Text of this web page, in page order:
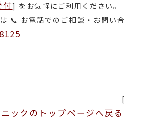
付] をお気軽にご利用ください。
📞 お電話でのご相談・お問い合
[
ックのトップページへ戻る